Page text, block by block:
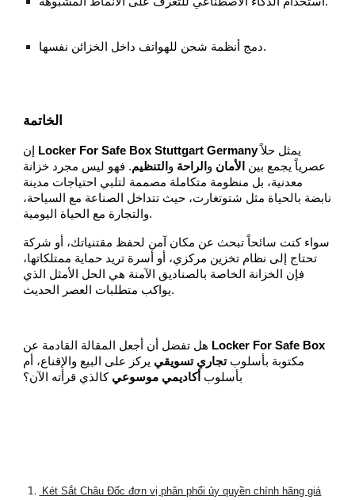
دمج أنظمة شحن للهواتف داخل الخزائن نفسها.
الخاتمة
Locker For Safe Box Stuttgart Germanyيمثل حلاً
عصرياً يجمع بين
الأمان و الراحة و التنظيم. فهو ليس مجرد خزانة
معدنية، بل منظومة متكاملة مصممة لتلبي احتياجات مدينة
نابضة بالحياة مثل شتوتغارت، حيث تتداخل الصناعة مع السياحة،
والتجارة مع الحياة اليومية.
سواء كنت سائحاً تبحث عن مكان آمن لحفظ مقتنياتك، أو شركة
تحتاج إلى نظام تخزين مركزي، أو أسرة تريد حماية ممتلكاتها،
فإن الخزانة الخاصة بالصناديق الآمنة هي الحل الأمثل الذي
يواكب متطلبات العصر الحديث.
Locker For Safe Box
مكتوبة بأسلوبتجاري تسويقي يركز على البيع والإقناع، أم
بأسلوب أكاديمي موسوعي كالذي قرأته الآن؟
Két Sắt Châu Đốc đơn vị phân phối ủy quyền chính hãng giá